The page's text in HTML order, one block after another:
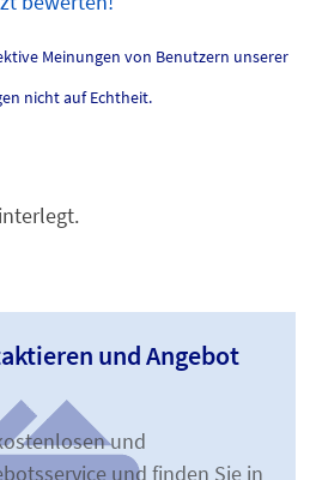
Meinungen von Benutzern unserer
nicht auf Echtheit.
und Angebot
und
und finden Sie in